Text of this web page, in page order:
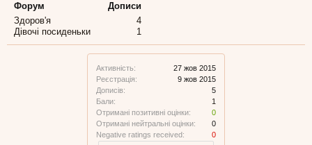
Активність:
27 жов 2015
Реєстрація:
9 жов 2015
Дописів:
5
Бали:
1
Отримані позитивні оцінки:
0
Отримані нейтральні оцінки:
0
Negative ratings received:
0
Форум
Дописи
Здоров'я
4
Дівочі посиденьки
1